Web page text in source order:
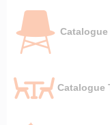
Catalogue
Catalogue